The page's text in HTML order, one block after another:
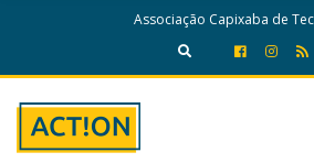
Associação Capixaba de
r
:
x